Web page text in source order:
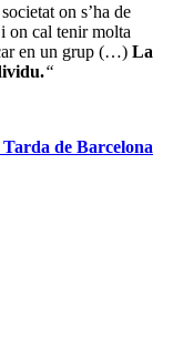
on s’ha de
on cal tenir molta
en un grup (…) La
“
de Barcelona